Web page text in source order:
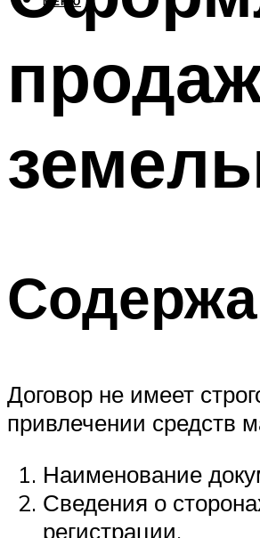
Договор не имеет
привлечении средств
Наименование
Сведения о
регистрации.